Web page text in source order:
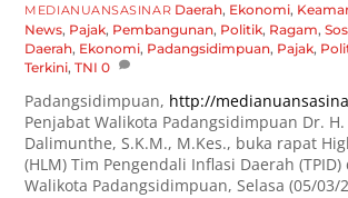
MEDIANUANSASINAR Daerah, Ekonomi,
News, Pajak, Pembangunan, Politik, Ragam,
Daerah, Ekonomi, Padangsidimpuan, Pajak,
Terkini,TNI 0
Padangsidimpuan, http://
Penjabat Walikota Padangsidimpuan Dr.
Dalimunthe, S.K.M., M.Kes., buka rapat
(HLM) Tim Pengendali Inflasi Daerah
Walikota Padangsidimpuan, Selasa (05/03/